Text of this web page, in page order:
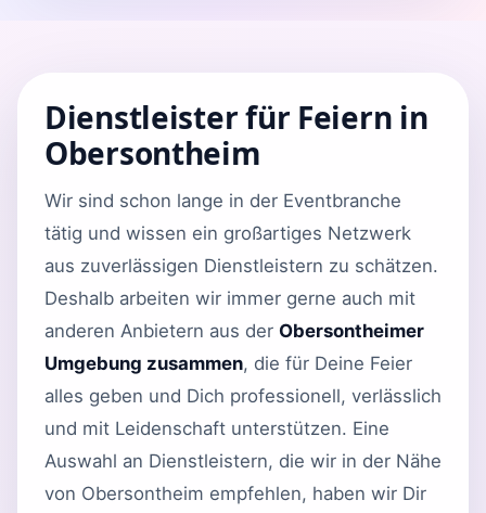
Dienstleister für Feiern in
Obersontheim
Wir sind schon lange in der Eventbranche
tätig und wissen ein großartiges Netzwerk
aus zuverlässigen Dienstleistern zu schätzen.
Deshalb arbeiten wir immer gerne auch mit
anderen Anbietern aus der Obersontheimer
Umgebung zusammen, die für Deine Feier
alles geben und Dich professionell, verlässlich
und mit Leidenschaft unterstützen. Eine
Auswahl an Dienstleistern, die wir in der Nähe
von Obersontheim empfehlen, haben wir Dir